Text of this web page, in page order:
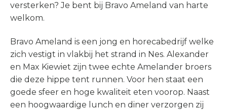
versterken? Je bent bij Bravo Ameland van harte
welkom.
Bravo Ameland is een jong en horecabedrijf welke
zich vestigt in vlakbij het strand in Nes. Alexander
en Max Kiewiet zijn twee echte Amelander broers
die deze hippe tent runnen. Voor hen staat een
goede sfeer en hoge kwaliteit eten voorop. Naast
een hoogwaardige lunch en diner verzorgen zij